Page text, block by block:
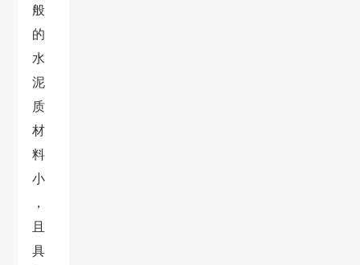
般
的
水
泥
质
材
料
小
，
且
具